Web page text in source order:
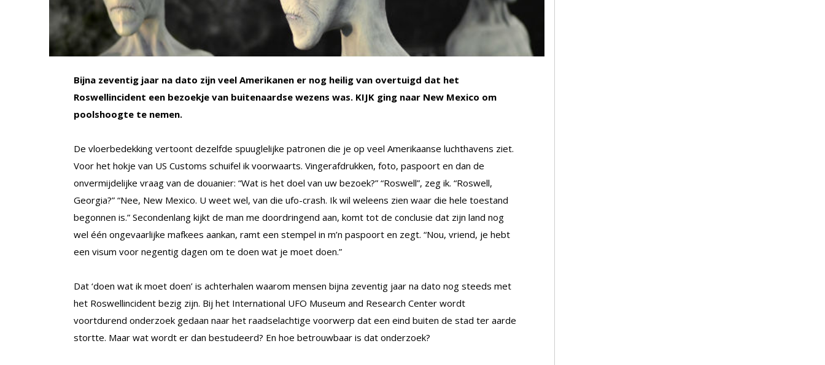
Bijna zeventig jaar na dato zijn veel Amerikanen er nog heilig van overtuigd dat het
Roswellincident een bezoekje van buitenaardse wezens was. KIJK ging naar New Mexico om
poolshoogte te nemen.
De vloerbedekking vertoont dezelfde spuuglelijke patronen die je op veel Amerikaanse luchthavens ziet.
Voor het hokje van US Customs schuifel ik voorwaarts. Vingerafdrukken, foto, paspoort en dan de
onvermijdelijke vraag van de douanier: “Wat is het doel van uw bezoek?” “Roswell”, zeg ik. “Roswell,
Georgia?” “Nee, New Mexico. U weet wel, van die ufo-crash. Ik wil weleens zien waar die hele toestand
begonnen is.” Secondenlang kijkt de man me doordringend aan, komt tot de conclusie dat zijn land nog
wel één ongevaarlijke mafkees aankan, ramt een stempel in m’n paspoort en zegt. “Nou, vriend, je hebt
een visum voor negentig dagen om te doen wat je moet doen.”
Dat ‘doen wat ik moet doen’ is achterhalen waarom mensen bijna zeventig jaar na dato nog steeds met
het Roswellincident bezig zijn. Bij het International UFO Museum and Research Center wordt
voortdurend onderzoek gedaan naar het raadselachtige voorwerp dat een eind buiten de stad ter aarde
stortte. Maar wat wordt er dan bestudeerd? En hoe betrouwbaar is dat onderzoek?